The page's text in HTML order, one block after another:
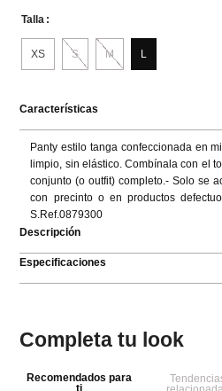
Talla
L
M
S
XS
Características
Panty estilo tanga confeccionada en
limpio, sin elástico. Combínala con el
conjunto (o outfit) completo.- Solo se
con precinto o en productos
S.Ref.0879300
Descripción
Especificaciones
Completa tu look
Recomendados para
ti